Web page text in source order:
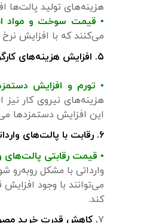
هزینه‌های تولید پالت‌ها
• قیمت سوخت و مواد
می‌کنند که با افزایش
۵. افزایش هزینه‌های کارگری و نیروی انسانی
• تورم و افزایش
هزینه‌های نیروی کار نیز
این افزایش دستمزدها
۶. رقابت با پالت‌های وارداتی
• قیمت رقابتی پالت‌های
وارداتی با مشکل روبه‌رو
می‌توانند با وجود
کند.
۷. کاهش قدرت خرید